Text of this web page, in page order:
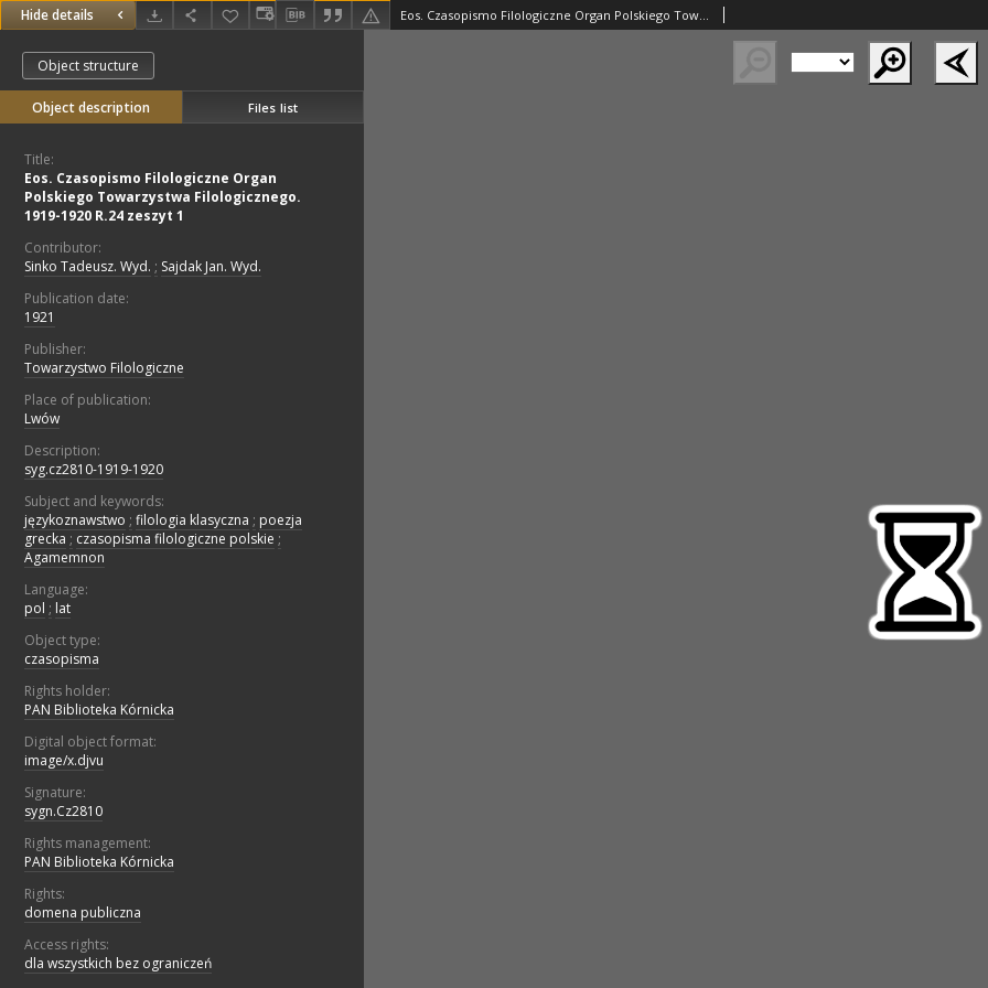
Hide details Eos. Czasopismo Filologiczne Organ Polskiego Towarzystwa Filologicznego. 1919-1920 R.24 zeszyt 1
Object structure
Object description Files list
Title:
Eos. Czasopismo Filologiczne Organ
Polskiego Towarzystwa Filologicznego.
1919-1920 R.24 zeszyt 1
Contributor:
Sinko Tadeusz. Wyd. ; Sajdak Jan. Wyd.
Publication date:
1921
Publisher:
Towarzystwo Filologiczne
Place of publication:
Lwów
Description:
syg.cz2810-1919-1920
Subject and keywords:
językoznawstwo ; filologia klasyczna ; poezja
grecka ; czasopisma filologiczne polskie ;
Agamemnon
Language:
pol ; lat
Object type:
czasopisma
Rights holder:
PAN Biblioteka Kórnicka
Digital object format:
image/x.djvu
Signature:
sygn.Cz2810
Rights management:
PAN Biblioteka Kórnicka
Rights:
domena publiczna
Access rights:
dla wszystkich bez ograniczeń